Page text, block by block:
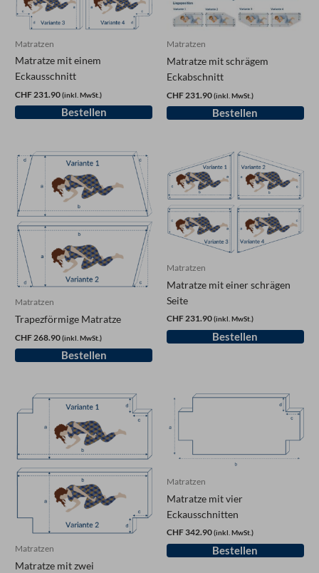
Matratzen
Matratze mit einem
Eckausschnitt
CHF 231.90(inkl. MwSt.)
Matratzen
Matratze mit schrägem
Eckabschnitt
CHF 231.90(inkl. MwSt.)
Matratzen
Trapezförmige Matratze
CHF 268.90(inkl. MwSt.)
Matratzen
Matratze mit einer schrägen
Seite
CHF 231.90(inkl. MwSt.)
Matratzen
Matratze mit zwei
Matratzen
Matratze mit vier
Eckausschnitten
CHF 342.90(inkl. MwSt.)